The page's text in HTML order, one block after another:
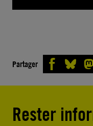
Partager
Rester